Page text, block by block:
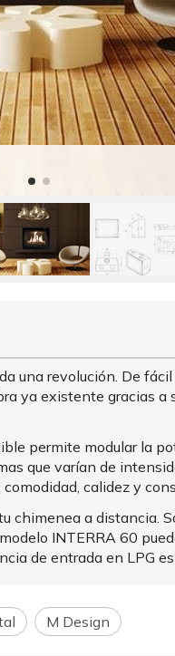
una revolución. De
ya existente gracias
permite modular la
que varían de
calidez y
chimenea a distancia.
INTERRA 60
de entrada en LPG
M Design